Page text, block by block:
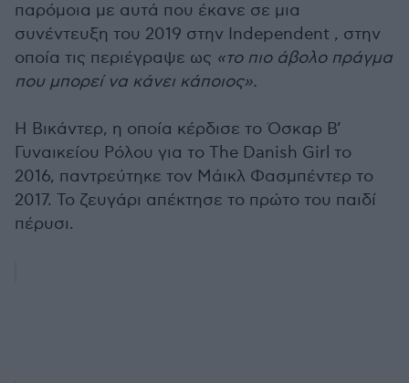
παρόμοια με αυτά που έκανε σε μια
συνέντευξη του 2019 στην Independent , στην
οποία τις περιέγραψε ως «το πιο άβολο πράγμα
που μπορεί να κάνει κάποιος».
Η Βικάντερ, η οποία κέρδισε το Όσκαρ Β’
Γυναικείου Ρόλου για το The Danish Girl το
2016, παντρεύτηκε τον Μάικλ Φασμπέντερ το
2017. Το ζευγάρι απέκτησε το πρώτο του παιδί
πέρυσι.